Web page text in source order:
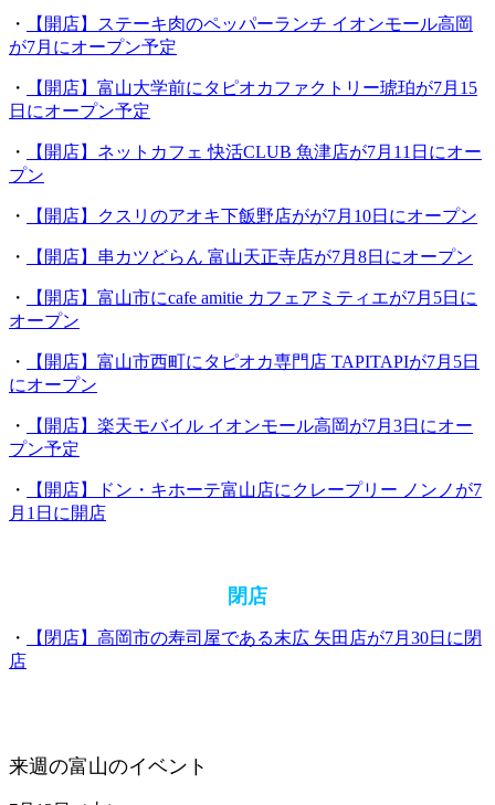
・
【開店】ステーキ肉のペッパーランチ イオンモール高岡
が7月にオープン予定
・
【開店】富山大学前にタピオカファクトリー琥珀が7月15
日にオープン予定
・
【開店】ネットカフェ 快活CLUB 魚津店が7月11日にオー
プン
・ 【開店】クスリのアオキ下飯野店がが7月10日にオープン
・ 【開店】串カツどらん 富山天正寺店が7月8日にオープン
・
【開店】富山市にcafe amitie カフェアミティエが7月5日に
オープン
・
【開店】富山市西町にタピオカ専門店 TAPITAPIが7月5日
にオープン
・
【開店】楽天モバイル イオンモール高岡が7月3日にオー
プン予定
・
【開店】ドン・キホーテ富山店にクレープリー ノンノが7
月1日に開店
閉店
・
【閉店】高岡市の寿司屋である末広 矢田店が7月30日に閉
店
来週の富山のイベント